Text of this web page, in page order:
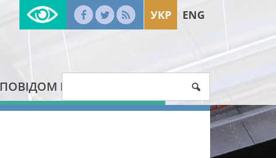
УКР ENG
ПОВІДОМ ПРО КОРУПЦІЮ